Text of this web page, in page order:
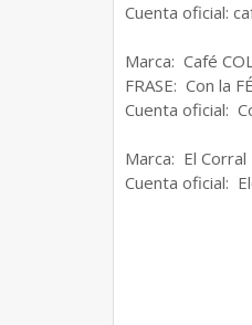
Cuenta oficial:
Marca: Café
FRASE: Con la
Cuenta oficial:
Marca: El Corral
Cuenta oficial: